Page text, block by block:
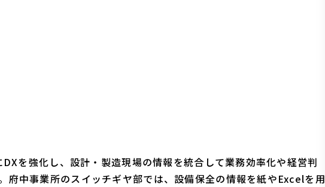
を強化し、設計・製造現場の情報を統合して業務効率化や経営判
府中事業所のスイッチギヤ部では、設備保全の情報を紙やExcelを用